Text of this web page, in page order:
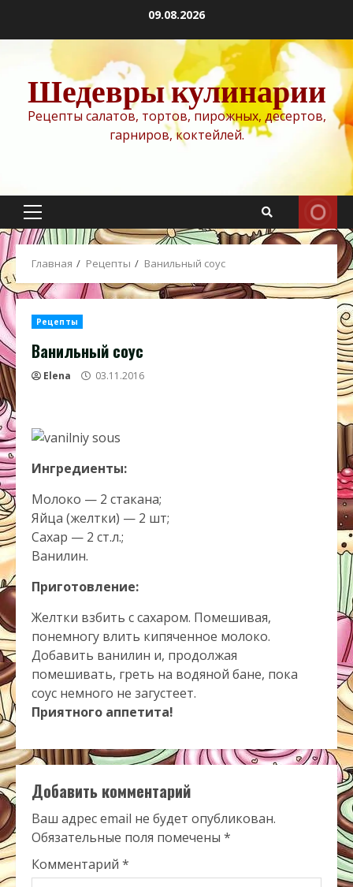
содержимому
09.08.2026
Шедевры кулинарии
Рецепты салатов, тортов, пирожных, десертов,
гарниров, коктейлей.
Основное
меню
Главная Рецепты Ванильный соус
Рецепты
Ванильный соус
Elena 03.11.2016
Ингредиенты:
Молоко — 2 стакана;
Яйца (желтки) — 2 шт;
Сахар — 2 ст.л.;
Ванилин.
Приготовление:
Желтки взбить с сахаром. Помешивая,
понемногу влить кипяченное молоко.
Добавить ванилин и, продолжая
помешивать, греть на водяной бане, пока
соус немного не загустеет.
Приятного аппетита!
Добавить комментарий
Ваш адрес email не будет опубликован.
Обязательные поля помечены *
Комментарий *